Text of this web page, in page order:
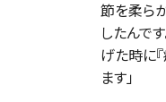
節を柔ら
したんで
げた時に
ます」